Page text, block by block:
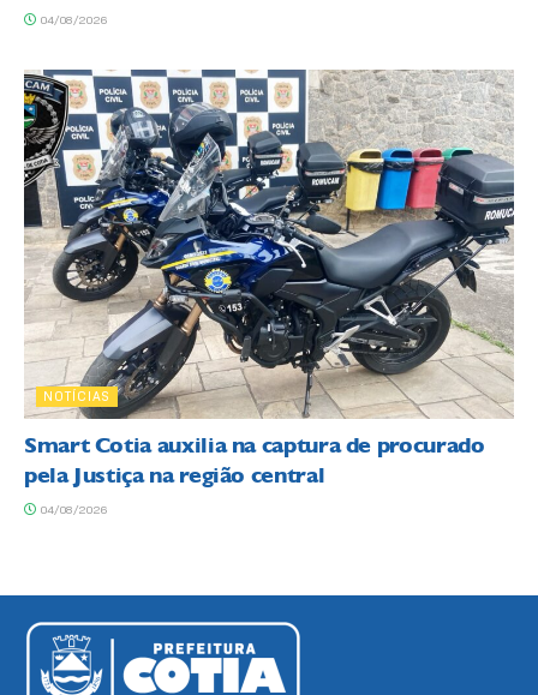
04/08/2026
NOTÍCIAS
Smart Cotia auxilia na captura de procurado
pela Justiça na região central
04/08/2026